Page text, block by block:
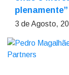
plenamente”
3 de Agosto,